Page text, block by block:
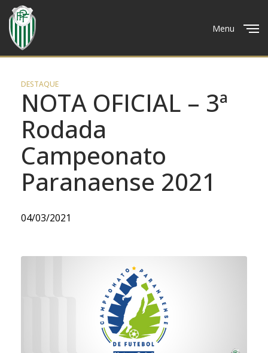
Menu
DESTAQUE
NOTA OFICIAL – 3ª
Rodada
Campeonato
Paranaense 2021
04/03/2021